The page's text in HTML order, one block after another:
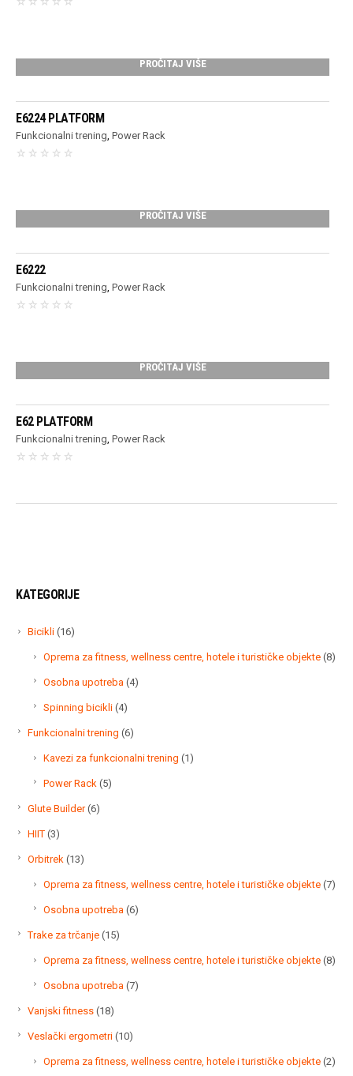
PROČITAJ VIŠE
E6224 PLATFORM
Funkcionalni trening ,Power Rack
PROČITAJ VIŠE
E6222
Funkcionalni trening ,Power Rack
PROČITAJ VIŠE
E62 PLATFORM
Funkcionalni trening ,Power Rack
KATEGORIJE
Bicikli 1616
Oprema za fitness, wellness centre, hotele i turističke objekte 88
Osobna upotreba 44
Spinning bicikli 44
Funkcionalni trening 66
Kavezi za funkcionalni trening 11
Power Rack 55
Glute Builder 66
HIIT 33
Orbitrek 1313
Oprema za fitness, wellness centre, hotele i turističke objekte 77
Osobna upotreba 66
Trake za trčanje 1515
Oprema za fitness, wellness centre, hotele i turističke objekte 88
Osobna upotreba 77
Vanjski fitness 1818
Veslački ergometri 1010
Oprema za fitness, wellness centre, hotele i turističke objekte 22